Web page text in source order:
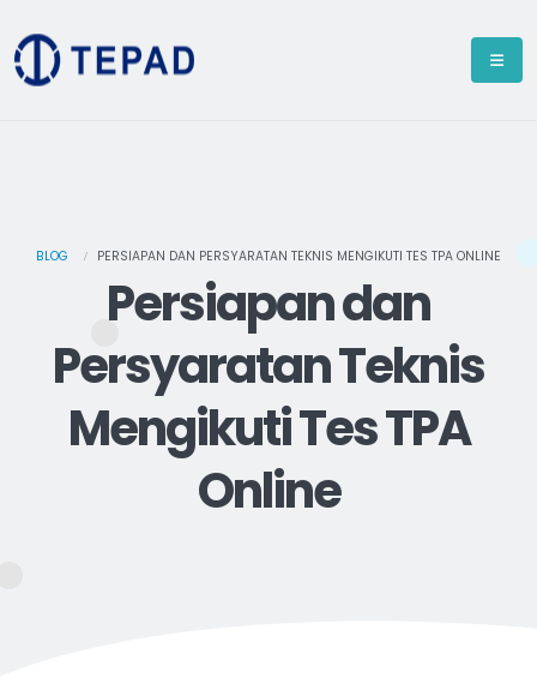
BLOG PERSIAPAN DAN PERSYARATAN TEKNIS MENGIKUTI TES TPA ONLINE
Persiapan dan
Persyaratan Teknis
Mengikuti Tes TPA
Online